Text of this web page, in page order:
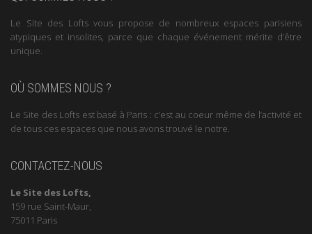
Le Site des Lofts vous propose de nombreux espaces parisiens
atypiques et insolites, parce que chaque événement mérite d’être
unique.
OÙ SOMMES NOUS ?
Le Site des Lofts est basé à Paris : c’est au coeur même de l’activité et
de tous ces espaces que nous avons trouvé le notre.
CONTACTEZ-NOUS
Le Site des Lofts,
159 rue Saint-Maur,
75011 Paris